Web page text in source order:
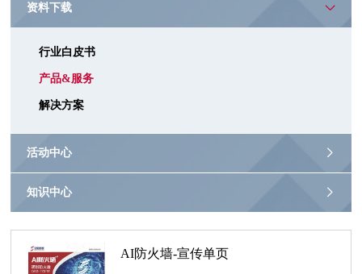
资料下载
行业白皮书
产品&服务
解决方案
活动中心
知识中心
AI防火墙-宣传单页